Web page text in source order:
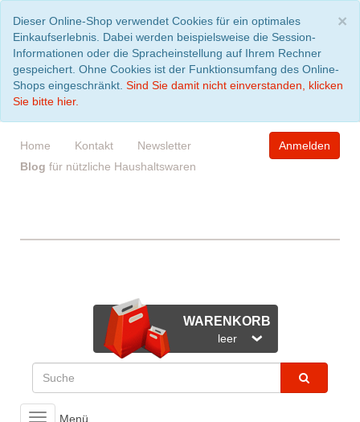
×
Dieser Online-Shop verwendet Cookies für ein optimales
Einkaufserlebnis. Dabei werden beispielsweise die Session-
Informationen oder die Spracheinstellung auf Ihrem Rechner
gespeichert. Ohne Cookies ist der Funktionsumfang des Online-
Shops eingeschränkt. Sind Sie damit nicht einverstanden, klicken
Sie bitte hier.
Home Kontakt
Newsletter
Blog für nützliche Haushaltswaren
Anmelden
WARENKORB
leer
ToggleMenü